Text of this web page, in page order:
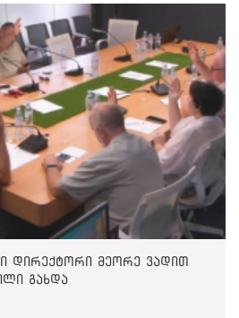
დირექტორი მეორე ვადით
გახდა